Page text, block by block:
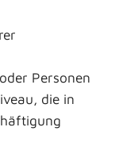
Personen
die in